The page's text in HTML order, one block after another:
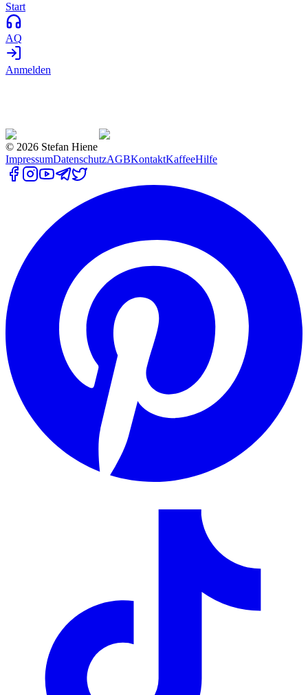
Start
AQ
Anmelden
© 2026 Stefan Hiene
ImpressumDatenschutzAGBKontaktKaffeeHilfe